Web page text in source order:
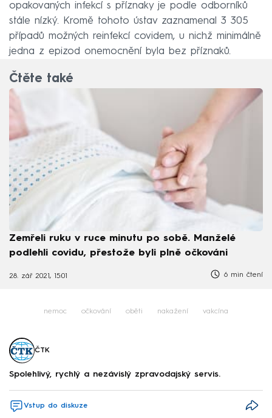
opakovaných infekcí s příznaky je podle odborníků
stále nízký. Kromě tohoto ústav zaznamenal 3 305
případů možných reinfekcí covidem, u nichž minimálně
jedna z epizod onemocnění byla bez příznaků.
Čtěte také
Zemřeli ruku v ruce minutu po sobě. Manželé
podlehli covidu, přestože byli plně očkováni
28. zář 2021, 15:01 6 min čtení
nemoc očkování oběti nakažení vakcína
ČTK
Spolehlivý, rychlý a nezávislý zpravodajský servis.
Vstup do diskuze